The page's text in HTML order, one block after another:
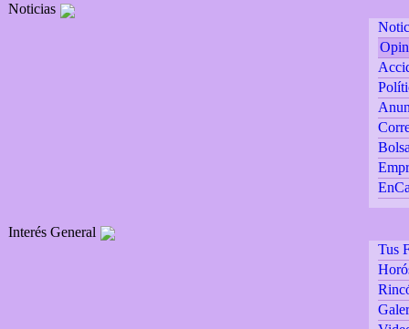
Noticias
Interés General
Tus